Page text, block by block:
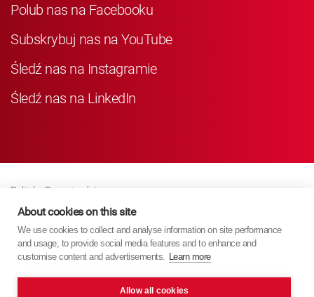
Polub nas na Facebooku
Subskrybuj nas na YouTube
Śledź nas na Instagramie
Śledź nas na LinkedIn
Polityka Prywatności
Business Partner Privacy
Polityka Dotycząca Plików Cookie
Modern Slavery Act Policy
About cookies on this site
We use cookies to collect and analyse information on site performance
and usage, to provide social media features and to enhance and
customise content and advertisements. Learn more
Allow all cookies